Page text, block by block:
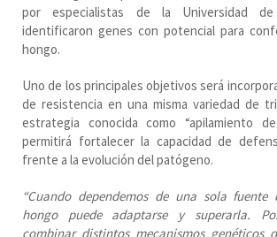
por especialistas de la Universidad
identificaron genes con potencial para
hongo.
Uno de los principales objetivos será
de resistencia en una misma variedad de
estrategia conocida como “apilamiento
permitirá fortalecer la capacidad de
frente a la evolución del patógeno.
“Cuando dependemos de una sola fuente
hongo puede adaptarse y superarla.
combinar distintos mecanismos genéticos